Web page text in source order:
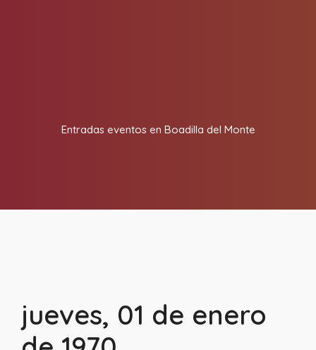
Entradas eventos en Boadilla del Monte
jueves, 01 de enero